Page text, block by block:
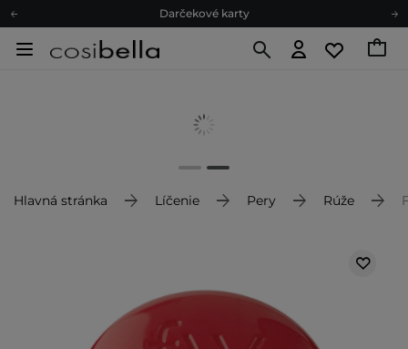
Darčekové karty
Ekologické balenie
Darčekové karty
Hlavná stránka Líčenie Pery Rúže